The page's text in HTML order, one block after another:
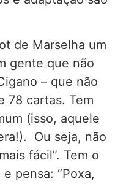
de Marselha um
gente que não
– que não
78 cartas. Tem
(isso, aquele
Ou seja, não
fácil”. Tem o
pensa: “Poxa,